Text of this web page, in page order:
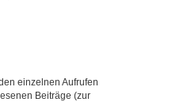
einzelnen Aufrufen
Beiträge (zur